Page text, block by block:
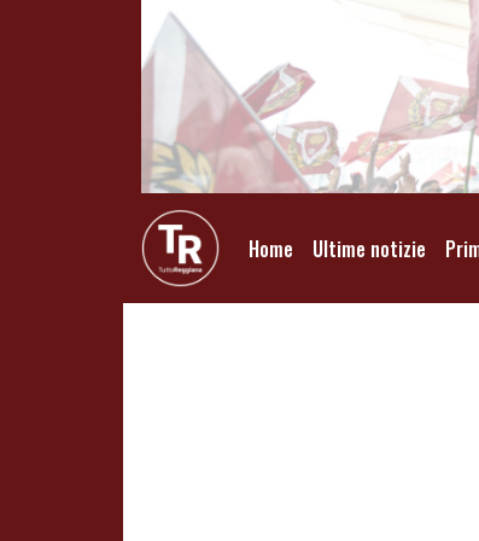
Home Ultime notizie